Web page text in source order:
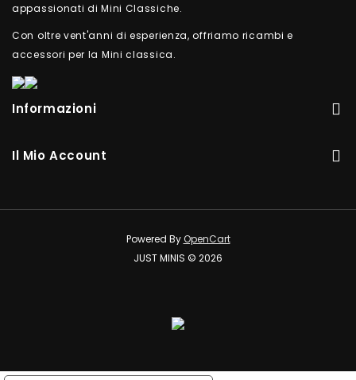
appassionati di Mini Classiche.
Con oltre vent'anni di esperienza, offriamo ricambi e
accessori per la Mini classica.
Informazioni
Il Mio Account
Powered ByOpenCart
JUST MINIS © 2026